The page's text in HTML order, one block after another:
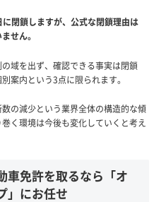
閉鎖しますが、公式な閉鎖理由は
せん。
域を出ず、確認できる事実は閉鎖
案内という3点に限られます。
の減少という業界全体の構造的な傾
く環境は今後も変化していくと考え
車免許を取るなら「オ
」にお任せ